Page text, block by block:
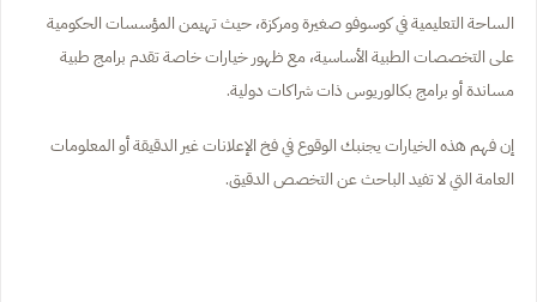
الساحة التعليمية في كوسوفو صغيرة ومركزة، حيث تهيمن المؤسسات الحكومية
على التخصصات الطبية الأساسية، مع ظهور خيارات خاصة تقدم برامج طبية
مساندة أو برامج بكالوريوس ذات شراكات دولية.
إن فهم هذه الخيارات يجنبك الوقوع في فخ الإعلانات غير الدقيقة أو المعلومات
العامة التي لا تفيد الباحث عن التخصص الدقيق.